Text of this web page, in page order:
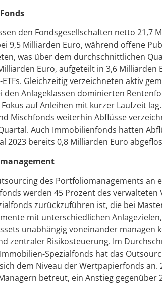
den Fondsgesellschaften netto 21,7
9,5 Milliarden Euro, während offene
was über dem durchschnittlichen
Euro, aufgeteilt in 3,6 Milliarden
Gleichzeitig verzeichneten aktiv
den Anlageklassen dominierten
auf Anleihen mit kurzer Laufzeit
Mischfonds weiterhin Abflüsse
Auch Immobilienfonds hatten
2023 bereits 0,8 Milliarden Euro
des Portfoliomanagements an
werden 45 Prozent des verwalteten
zurückzuführen ist, die bei
mit unterschiedlichen
unabhängig voneinander managen
zentraler Risikosteuerung. Im
Spezialfonds hat das
dem Niveau der Wertpapierfonds an.
betreut, ein Anstieg gegenüber